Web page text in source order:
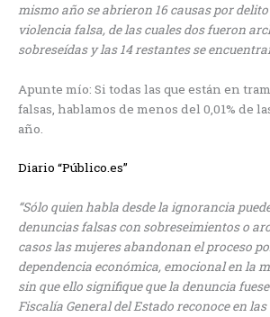
mismo año se abrieron 16 causas por
violencia falsa, de las cuales dos fueron
sobreseídas y las 14 restantes se
Apunte mío: Si todas las que están en
falsas, hablamos de menos del 0,01% de
año.
Diario “Público.es”
“Sólo quien habla desde la ignorancia
denuncias falsas con sobreseimientos o
casos las mujeres abandonan el proceso
dependencia económica, emocional en la
sin que ello signifique que la denuncia
Fiscalía General del Estado reconoce en